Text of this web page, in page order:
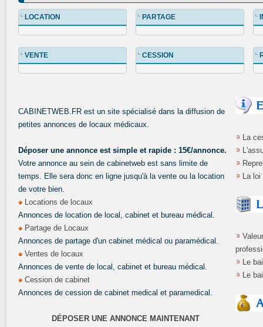
LOCATION
VENTE
PARTAGE
CESSION
CABINETWEB.FR est un site spécialisé dans la diffusion de
petites annonces de locaux médicaux.
Déposer une annonce est simple et rapide : 15€/annonce.
Votre annonce au sein de cabinetweb est sans limite de
temps. Elle sera donc en ligne jusqu'à la vente ou la location
de votre bien.
Locations de locaux
Annonces de location de local, cabinet et bureau médical.
Partage de Locaux
Annonces de partage d'un cabinet médical ou paramédical.
Ventes de locaux
Annonces de vente de local, cabinet et bureau médical.
Cession de cabinet
Annonces de cession de cabinet medical et paramedical.
DÉPOSER UNE ANNONCE MAINTENANT
La
La
Le
Le